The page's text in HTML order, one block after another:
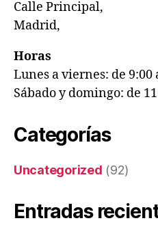
Calle Principal,
Madrid,
Horas
Lunes a viernes: de 9:00
Sábado y domingo: de
Categorías
Uncategorized (92)
Entradas